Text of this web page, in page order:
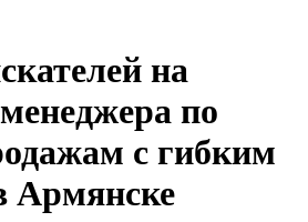
на
по
с гибким
Армянске